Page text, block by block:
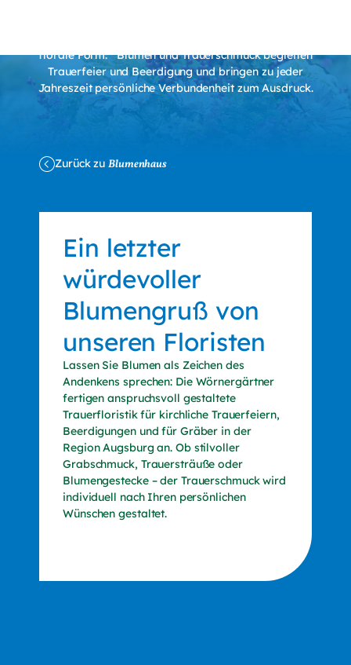
florale Form. Blumen und Trauerschmuck begleiten
Trauerfeier und Beerdigung und bringen zu jeder
Jahreszeit persönliche Verbundenheit zum Ausdruck.
Zurück zu Blumenhaus
Ein letzter
würdevoller
Blumengruß von
unseren Floristen
Lassen Sie Blumen als Zeichen des
Andenkens sprechen: Die Wörnergärtner
fertigen anspruchsvoll gestaltete
Trauerfloristik für kirchliche Trauerfeiern,
Beerdigungen und für Gräber in der
Region Augsburg an. Ob stilvoller
Grabschmuck, Trauersträuße oder
Blumengestecke – der Trauerschmuck wird
individuell nach Ihren persönlichen
Wünschen gestaltet.